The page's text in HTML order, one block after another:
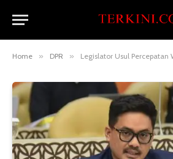
Home » DPR » Legislator Usul Percepatan WFA,